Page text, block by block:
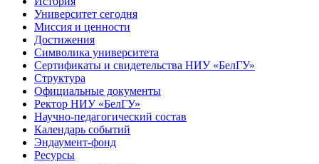
Университет сегодня
Миссия и ценности
Достижения
Символика университета
Сертификаты и свидетельства НИУ «БелГУ»
Структура
Официальные документы
Ректор НИУ «БелГУ»
Научно-педагогический состав
Календарь событий
Эндаумент-фонд
Ресурсы